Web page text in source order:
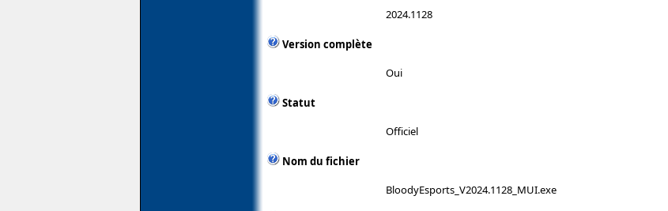
2024.1128
Version complète
Oui
Statut
Officiel
Nom du fichier
BloodyEsports_V2024.1128_MUI.exe